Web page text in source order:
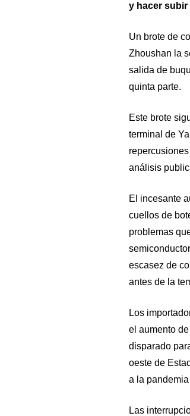
y hacer
Un brote de
Zhoushan la
salida de
quinta parte.
Este brote
terminal de
análisis
El incesante
cuellos de
problemas
escasez de
antes de la
Los
el aumento
disparado
oeste de
a la
Las